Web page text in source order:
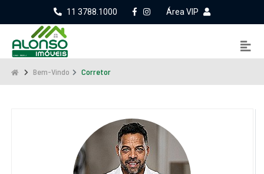
11 3788.1000 Área VIP
Bem-Vindo Corretor